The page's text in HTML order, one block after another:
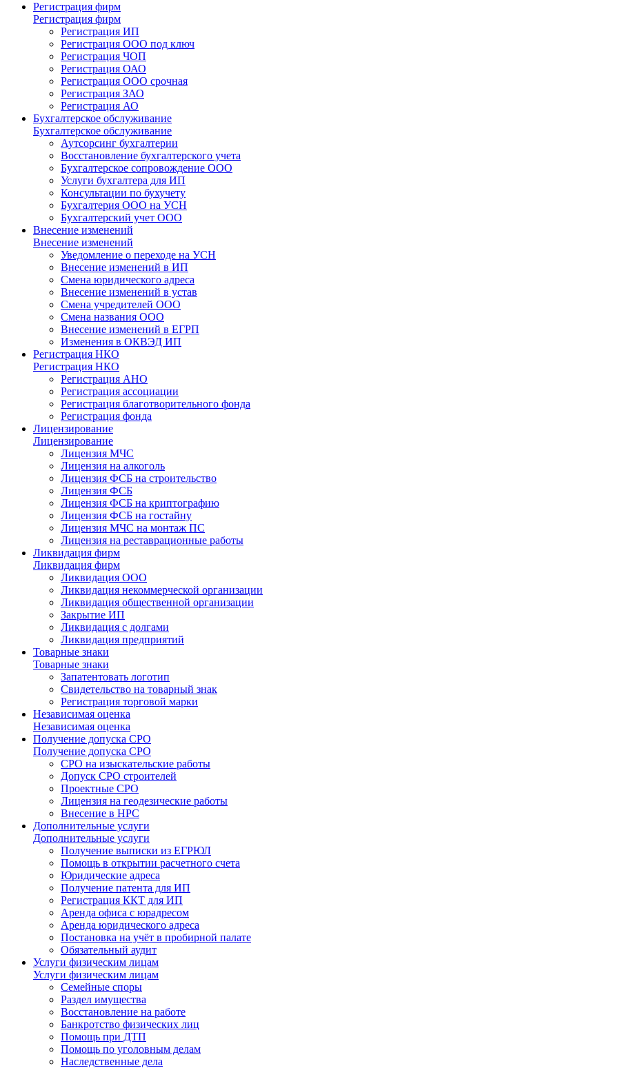
Регистрация фирм
Регистрация фирм
Регистрация ИП
Регистрация ООО под ключ
Регистрация ЧОП
Регистрация ОАО
Регистрация ООО срочная
Регистрация ЗАО
Регистрация АО
Бухгалтерское обслуживание
Бухгалтерское обслуживание
Аутсорсинг бухгалтерии
Восстановление бухгалтерского учета
Бухгалтерское сопровождение ООО
Услуги бухгалтера для ИП
Консультации по бухучету
Бухгалтерия ООО на УСН
Бухгалтерский учет ООО
Внесение изменений
Внесение изменений
Уведомление о переходе на УСН
Внесение изменений в ИП
Смена юридического адреса
Внесение изменений в устав
Смена учредителей ООО
Смена названия ООО
Внесение изменений в ЕГРП
Изменения в ОКВЭД ИП
Регистрация НКО
Регистрация НКО
Регистрация АНО
Регистрация ассоциации
Регистрация благотворительного фонда
Регистрация фонда
Лицензирование
Лицензирование
Лицензия МЧС
Лицензия на алкоголь
Лицензия ФСБ на строительство
Лицензия ФСБ
Лицензия ФСБ на криптографию
Лицензия ФСБ на гостайну
Лицензия МЧС на монтаж ПС
Лицензия на реставрационные работы
Ликвидация фирм
Ликвидация фирм
Ликвидация ООО
Ликвидация некоммерческой организации
Ликвидация общественной организации
Закрытие ИП
Ликвидация с долгами
Ликвидация предприятий
Товарные знаки
Товарные знаки
Запатентовать логотип
Свидетельство на товарный знак
Регистрация торговой марки
Независимая оценка
Независимая оценка
Получение допуска СРО
Получение допуска СРО
СРО на изыскательские работы
Допуск СРО строителей
Проектные СРО
Лицензия на геодезические работы
Внесение в НРС
Дополнительные услуги
Дополнительные услуги
Получение выписки из ЕГРЮЛ
Помощь в открытии расчетного счета
Юридические адреса
Получение патента для ИП
Регистрация ККТ для ИП
Аренда офиса с юрадресом
Аренда юридического адреса
Постановка на учёт в пробирной палате
Обязательный аудит
Услуги физическим лицам
Услуги физическим лицам
Семейные споры
Раздел имущества
Восстановление на работе
Банкротство физических лиц
Помощь при ДТП
Помощь по уголовным делам
Наследственные дела